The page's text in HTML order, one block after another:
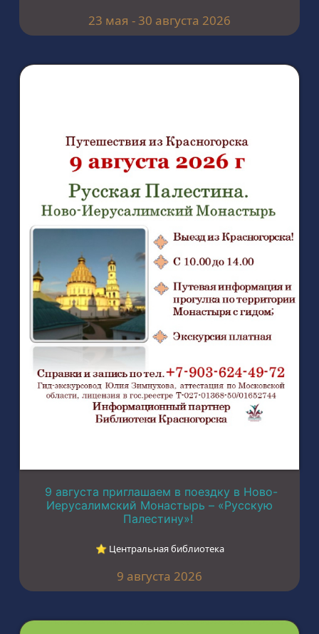
23 мая - 30 августа 2026
9 августа приглашаем в поездку в Ново-
Иерусалимский Монастырь – «Русскую
Палестину»!
⭐︎ Центральная библиотека
9 августа 2026